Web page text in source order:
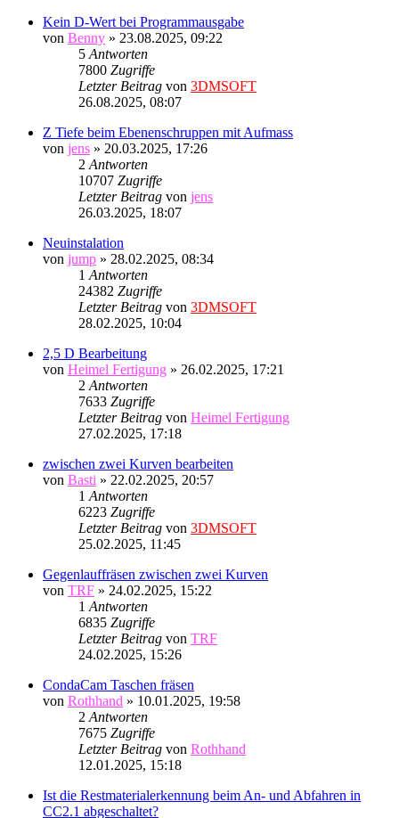
Kein D-Wert bei Programmausgabe
von Benny » 23.08.2025, 09:22
5 Antworten
7800 Zugriffe
Letzter Beitrag von 3DMSOFT
26.08.2025, 08:07
Z Tiefe beim Ebenenschruppen mit Aufmass
von jens » 20.03.2025, 17:26
2 Antworten
10707 Zugriffe
Letzter Beitrag von jens
26.03.2025, 18:07
Neuinstalation
von jump » 28.02.2025, 08:34
1 Antworten
24382 Zugriffe
Letzter Beitrag von 3DMSOFT
28.02.2025, 10:04
2,5 D Bearbeitung
von Heimel Fertigung » 26.02.2025, 17:21
2 Antworten
7633 Zugriffe
Letzter Beitrag von Heimel Fertigung
27.02.2025, 17:18
zwischen zwei Kurven bearbeiten
von Basti » 22.02.2025, 20:57
1 Antworten
6223 Zugriffe
Letzter Beitrag von 3DMSOFT
25.02.2025, 11:45
Gegenlauffräsen zwischen zwei Kurven
von TRF » 24.02.2025, 15:22
1 Antworten
6835 Zugriffe
Letzter Beitrag von TRF
24.02.2025, 15:26
CondaCam Taschen fräsen
von Rothhand » 10.01.2025, 19:58
2 Antworten
7675 Zugriffe
Letzter Beitrag von Rothhand
12.01.2025, 15:18
Ist die Restmaterialerkennung beim An- und Abfahren in
CC2.1 abgeschaltet?